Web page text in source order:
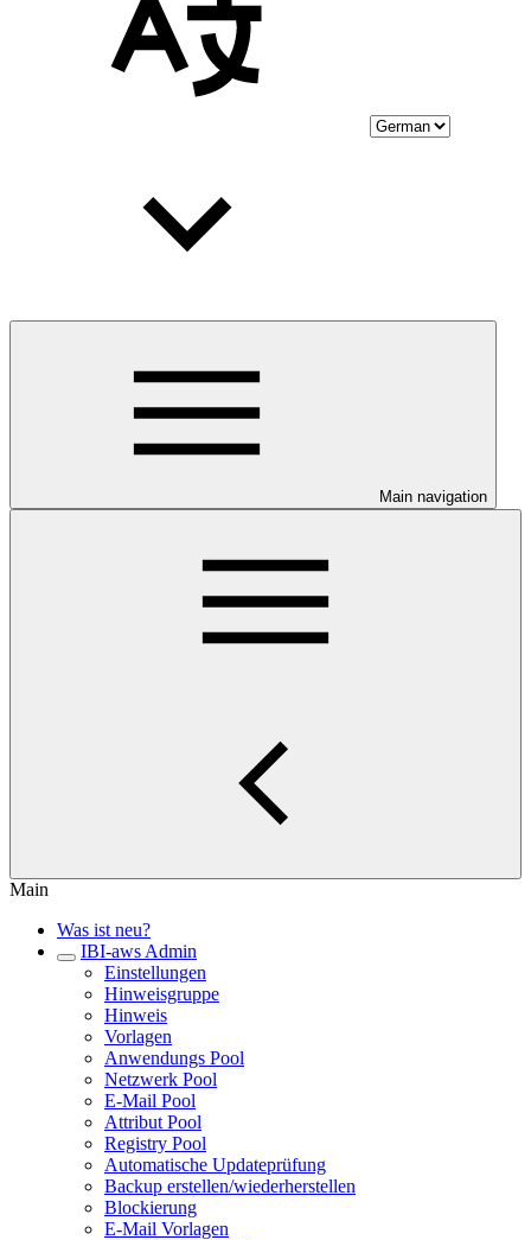
Main navigation
Main
Was ist neu?
IBI-aws Admin
Einstellungen
Hinweisgruppe
Hinweis
Vorlagen
Anwendungs Pool
Netzwerk Pool
E-Mail Pool
Attribut Pool
Registry Pool
Automatische Updateprüfung
Backup erstellen/wiederherstellen
Blockierung
E-Mail Vorlagen